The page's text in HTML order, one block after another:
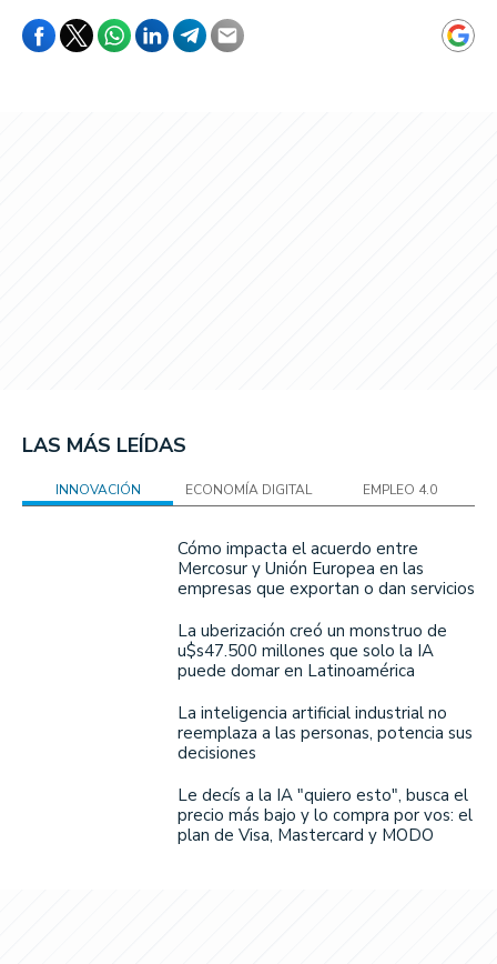
LAS MÁS LEÍDAS
INNOVACIÓN ECONOMÍA DIGITAL EMPLEO 4.0
Cómo impacta el acuerdo entre
Mercosur y Unión Europea en las
empresas que exportan o dan servicios
La uberización creó un monstruo de
u$s47.500 millones que solo la IA
puede domar en Latinoamérica
La inteligencia artificial industrial no
reemplaza a las personas, potencia sus
decisiones
Le decís a la IA "quiero esto", busca el
precio más bajo y lo compra por vos: el
plan de Visa, Mastercard y MODO